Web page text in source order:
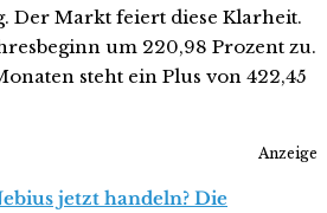
Der Markt feiert diese Klarheit.
um 220,98 Prozent zu.
steht ein Plus von 422,45
Anzeige
jetzt handeln? Die